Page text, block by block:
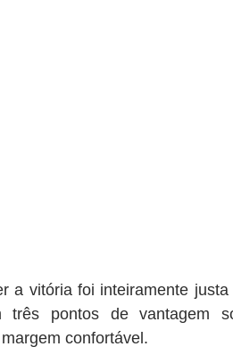
a vitória foi inteiramente
três pontos de vantagem
confortável .